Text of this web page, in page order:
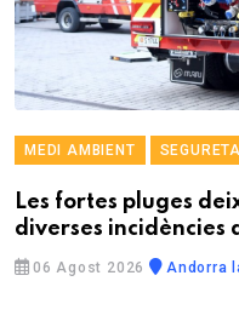
MEDI AMBIENT
Les fortes pluges
diverses incidències
06 Agost 2026 Andorra